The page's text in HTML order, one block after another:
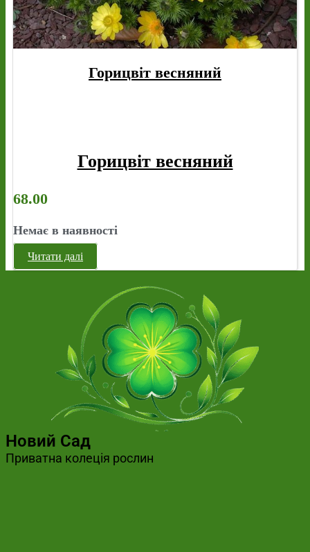
Горицвіт весняний
Горицвіт весняний
68.00
Немає в наявності
Читати далі
Новий Сад
Приватна колеція рослин